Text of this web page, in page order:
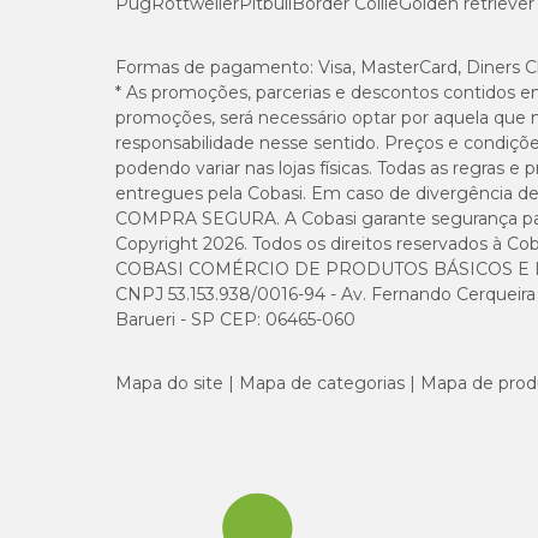
Umidade (máx.)
Proteína Bruta (mín.)
Extrato Etéreo (mín.)
Matéria Mineral (máx.)
Matéria Fibrosa (máx.)
Formas de pagamento: Visa, MasterCard, Diners
* As promoções, parcerias e descontos contidos
promoções, será necessário optar por aquela
responsabilidade nesse sentido. Preços e
podendo variar nas lojas físicas. Todas as regras
entregues pela Cobasi. Em caso de divergência
COMPRA SEGURA. A Cobasi garante segurança
Copyright 2026. Todos os direitos reservados à
COBASI COMÉRCIO DE PRODUTOS BÁSICOS E
CNPJ 53.153.938/0016-94 - Av. Fernando
Barueri - SP CEP: 06465-060
Mapa do site Mapa de categorias Mapa de